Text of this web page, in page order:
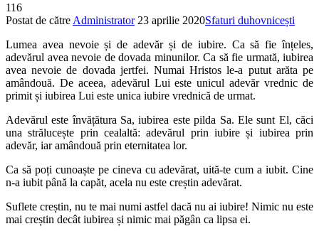
116
Postat de către Administrator 23 aprilie 2020Sfaturi duhovnicești
Lumea avea nevoie și de adevăr și de iubire. Ca să fie înțeles,
adevărul avea nevoie de dovada minunilor. Ca să fie urmată, iubirea
avea nevoie de dovada jertfei. Numai Hristos le-a putut arăta pe
amândouă. De aceea, adevărul Lui este unicul adevăr vrednic de
primit și iubirea Lui este unica iubire vrednică de urmat.
Adevărul este învățătura Sa, iubirea este pilda Sa. Ele sunt El, căci
una strălucește prin cealaltă: adevărul prin iubire și iubirea prin
adevăr, iar amândouă prin eternitatea lor.
Ca să poți cunoaște pe cineva cu adevărat, uită-te cum a iubit. Cine
n-a iubit până la capăt, acela nu este creștin adevărat.
Suflete creștin, nu te mai numi astfel dacă nu ai iubire! Nimic nu este
mai creștin decât iubirea și nimic mai păgân ca lipsa ei.